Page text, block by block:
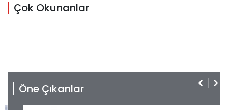
Çok Okunanlar
Öne Çıkanlar